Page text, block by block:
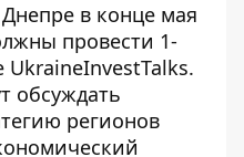
в конце мая
провести 1-
обсуждать
регионов